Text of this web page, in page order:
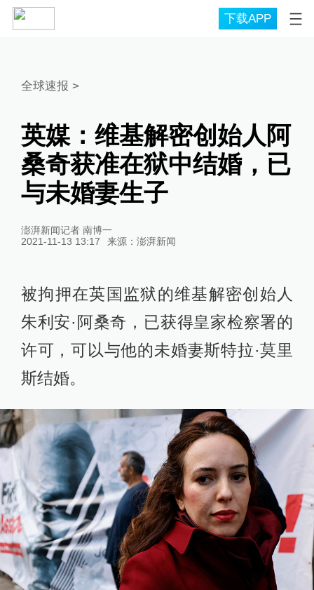
下载APP
全球速报 >
英媒：维基解密创始人阿
桑奇获准在狱中结婚，已
与未婚妻生子
澎湃新闻记者 南博一
2021-11-13 13:17
来源： 澎湃新闻
被拘押在英国监狱的维基解密创始人
朱利安·阿桑奇，已获得皇家检察署的
许可，可以与他的未婚妻斯特拉·莫里
斯结婚。